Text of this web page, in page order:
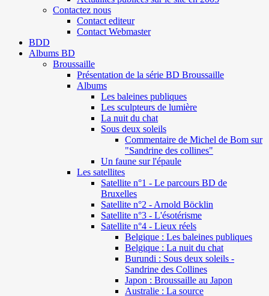
Contactez nous
Contact editeur
Contact Webmaster
BDD
Albums BD
Broussaille
Présentation de la série BD Broussaille
Albums
Les baleines publiques
Les sculpteurs de lumière
La nuit du chat
Sous deux soleils
Commentaire de Michel de Bom sur
"Sandrine des collines"
Un faune sur l'épaule
Les satellites
Satellite n°1 - Le parcours BD de
Bruxelles
Satellite n°2 - Arnold Böcklin
Satellite n°3 - L'ésotérisme
Satellite n°4 - Lieux réels
Belgique : Les baleines publiques
Belgique : La nuit du chat
Burundi : Sous deux soleils -
Sandrine des Collines
Japon : Broussaille au Japon
Australie : La source